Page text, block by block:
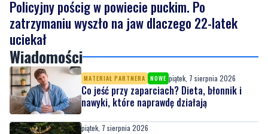
Wiadomości
piątek, 7 sierpnia 2026
nawyki, które naprawdę działają
piątek, 7 sierpnia 2026
Łosie coraz częściej pojawiają się na
Półwyspie Helskim. Burmistrz chce nowych
znaków drogowych